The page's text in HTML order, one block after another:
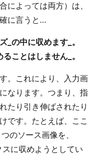
によっては両方）は、
に言うと…
_の中に収めます_。
ことはしません_。
。これにより、入力画
なります。つまり、指
たり引き伸ばされたり
です。たとえば、ここ
のソース画像を、
に収めようとしてい